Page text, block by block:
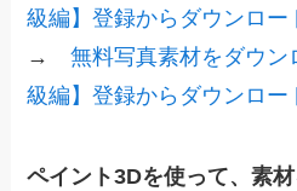
級編】登録からダウンロー
→無料写真素材をダウ
級編】登録からダウンロー
ペイント3Dを使って、素